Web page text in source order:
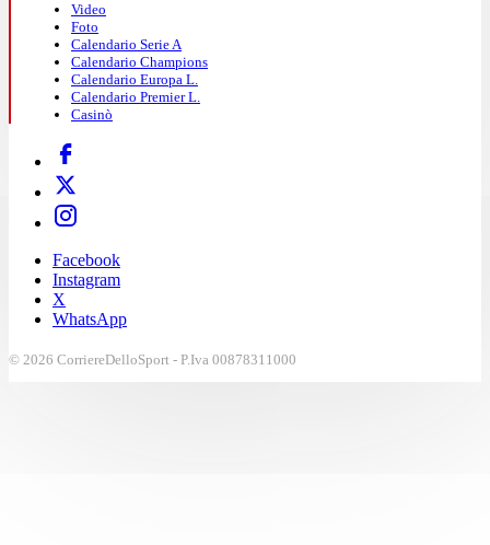
Video
Foto
Calendario Serie A
Calendario Champions
Calendario Europa L.
Calendario Premier L.
Casinò
Facebook
Instagram
X
WhatsApp
© 2026 CorriereDelloSport - P.Iva 00878311000